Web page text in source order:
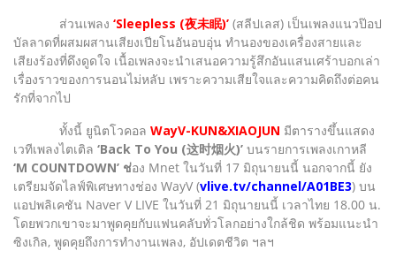
ส่วนเพลง ‘Sleepless (夜未眠)’ (สลีปเลส) เป็นเพลงแนวป๊อป
บัลลาดที่ผสมผสานเสียงเปียโนอันอบอุ่น ทำนองของเครื่องสายและ
เสียงร้องที่ดึงดูดใจ เนื้อเพลงจะนำเสนอความรู้สึกอันแสนเศร้าบอกเล่า
เรื่องราวของการนอนไม่หลับ เพราะความเสียใจและความคิดถึงต่อคน
รักที่จากไป
ทั้งนี้ ยูนิตโวคอล WayV-KUN&XIAOJUN มีตารางขึ้นแสดง
เวทีเพลงไตเติล ‘Back To You (这时烟火)’ บนรายการเพลงเกาหลี
‘M COUNTDOWN’ ช่อง Mnet ในวันที่ 17 มิถุนายนนี้ นอกจากนี้ ยัง
เตรียมจัดไลฟ์พิเศษทางช่อง WayV (vlive.tv/channel/A01BE3) บน
แอปพลิเคชัน Naver V LIVE ในวันที่ 21 มิถุนายนนี้ เวลาไทย 18.00 น.
โดยพวกเขาจะมาพูดคุยกับแฟนคลับทั่วโลกอย่างใกล้ชิด พร้อมแนะนำ
ซิงเกิล, พูดคุยถึงการทำงานเพลง, อัปเดตชีวิต ฯลฯ